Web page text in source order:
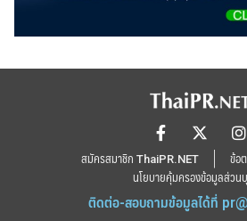
สมัครสมาชิก ThaiPR.NET
ข้อ
นโยบายคุ้มครองข้อมูลส่วน
ติดต่อ-สอบถามข้อมูลได้ที่